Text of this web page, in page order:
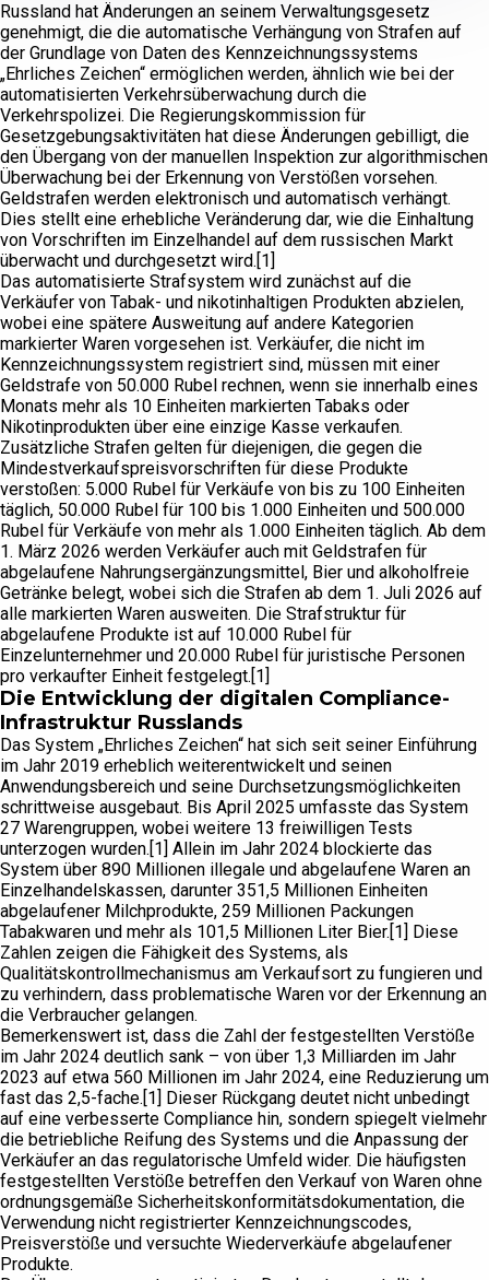
Russland hat Änderungen an seinem Verwaltungsgesetz
genehmigt, die die automatische Verhängung von Strafen auf
der Grundlage von Daten des Kennzeichnungssystems
„Ehrliches Zeichen“ ermöglichen werden, ähnlich wie bei der
automatisierten Verkehrsüberwachung durch die
Verkehrspolizei. Die Regierungskommission für
Gesetzgebungsaktivitäten hat diese Änderungen gebilligt, die
den Übergang von der manuellen Inspektion zur algorithmischen
Überwachung bei der Erkennung von Verstößen vorsehen.
Geldstrafen werden elektronisch und automatisch verhängt.
Dies stellt eine erhebliche Veränderung dar, wie die Einhaltung
von Vorschriften im Einzelhandel auf dem russischen Markt
überwacht und durchgesetzt wird.[1]
Das automatisierte Strafsystem wird zunächst auf die
Verkäufer von Tabak- und nikotinhaltigen Produkten abzielen,
wobei eine spätere Ausweitung auf andere Kategorien
markierter Waren vorgesehen ist. Verkäufer, die nicht im
Kennzeichnungssystem registriert sind, müssen mit einer
Geldstrafe von 50.000 Rubel rechnen, wenn sie innerhalb eines
Monats mehr als 10 Einheiten markierten Tabaks oder
Nikotinprodukten über eine einzige Kasse verkaufen.
Zusätzliche Strafen gelten für diejenigen, die gegen die
Mindestverkaufspreisvorschriften für diese Produkte
verstoßen: 5.000 Rubel für Verkäufe von bis zu 100 Einheiten
täglich, 50.000 Rubel für 100 bis 1.000 Einheiten und 500.000
Rubel für Verkäufe von mehr als 1.000 Einheiten täglich. Ab dem
1. März 2026 werden Verkäufer auch mit Geldstrafen für
abgelaufene Nahrungsergänzungsmittel, Bier und alkoholfreie
Getränke belegt, wobei sich die Strafen ab dem 1. Juli 2026 auf
alle markierten Waren ausweiten. Die Strafstruktur für
abgelaufene Produkte ist auf 10.000 Rubel für
Einzelunternehmer und 20.000 Rubel für juristische Personen
pro verkaufter Einheit festgelegt.[1]
Die Entwicklung der digitalen Compliance-
Infrastruktur Russlands
Das System „Ehrliches Zeichen“ hat sich seit seiner Einführung
im Jahr 2019 erheblich weiterentwickelt und seinen
Anwendungsbereich und seine Durchsetzungsmöglichkeiten
schrittweise ausgebaut. Bis April 2025 umfasste das System
27 Warengruppen, wobei weitere 13 freiwilligen Tests
unterzogen wurden.[1] Allein im Jahr 2024 blockierte das
System über 890 Millionen illegale und abgelaufene Waren an
Einzelhandelskassen, darunter 351,5 Millionen Einheiten
abgelaufener Milchprodukte, 259 Millionen Packungen
Tabakwaren und mehr als 101,5 Millionen Liter Bier.[1] Diese
Zahlen zeigen die Fähigkeit des Systems, als
Qualitätskontrollmechanismus am Verkaufsort zu fungieren und
zu verhindern, dass problematische Waren vor der Erkennung an
die Verbraucher gelangen.
Bemerkenswert ist, dass die Zahl der festgestellten Verstöße
im Jahr 2024 deutlich sank – von über 1,3 Milliarden im Jahr
2023 auf etwa 560 Millionen im Jahr 2024, eine Reduzierung um
fast das 2,5-fache.[1] Dieser Rückgang deutet nicht unbedingt
auf eine verbesserte Compliance hin, sondern spiegelt vielmehr
die betriebliche Reifung des Systems und die Anpassung der
Verkäufer an das regulatorische Umfeld wider. Die häufigsten
festgestellten Verstöße betreffen den Verkauf von Waren ohne
ordnungsgemäße Sicherheitskonformitätsdokumentation, die
Verwendung nicht registrierter Kennzeichnungscodes,
Preisverstöße und versuchte Wiederverkäufe abgelaufener
Produkte.